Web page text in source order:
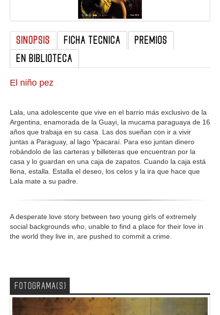
SINOPSIS FICHA TECNICA
PREMIOS
EN BIBLIOTECA
El niño pez
Lala, una adolescente que vive en el barrio más exclusivo de la
Argentina, enamorada de la Guayi, la mucama paraguaya de 16
años que trabaja en su casa. Las dos sueñan con ir a vivir
juntas a Paraguay, al lago Ypacaraí. Para eso juntan dinero
robándolo de las carteras y billeteras que encuentran por la
casa y lo guardan en una caja de zapatos. Cuando la caja está
llena, estalla. Estalla el deseo, los celos y la ira que hace que
Lala mate a su padre.
A desperate love story between two young girls of extremely
social backgrounds who, unable to find a place for their love in
the world they live in, are pushed to commit a crime.
FOTOGRAMA(S)